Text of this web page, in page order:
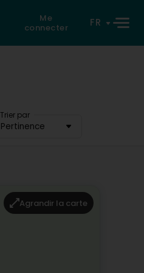
Me
connecter
FR
Trier par
Pertinence
Agrandir la carte